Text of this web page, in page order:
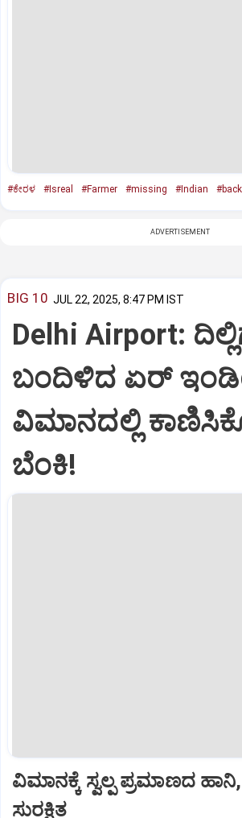
#ಕೇರಳ #Isreal #Farmer #missing #Indian
ADVERTISEMENT
BIG 10 JUL 22, 2025, 8:47 PM IST
Delhi Airport:
ಬಂದಿಳಿದ ಏರ್‌
ವಿಮಾನದಲ್ಲಿ
ಬೆಂಕಿ!
ವಿಮಾನಕ್ಕೆ ಸ್ವಲ್ಪ ಪ್ರಮಾಣದ
ಸುರಕ್ಷಿತ